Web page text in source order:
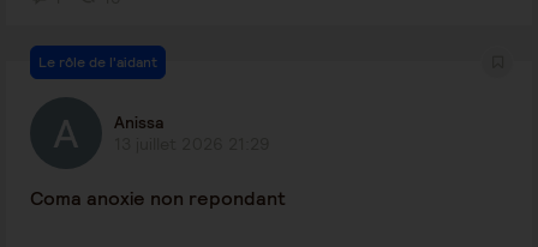
Le rôle de l'aidant
Anissa
Coma anoxie non repondant